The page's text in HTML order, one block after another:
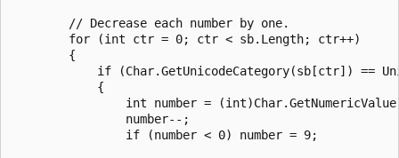
        // Decrease each number by one.
        for (int ctr = 0; ctr < sb.Length; ctr++)
        {
if (Char.GetUnicodeCategory(sb[ctr]) ==
            {
int number =
                number--;
                if (number < 0) number = 9;